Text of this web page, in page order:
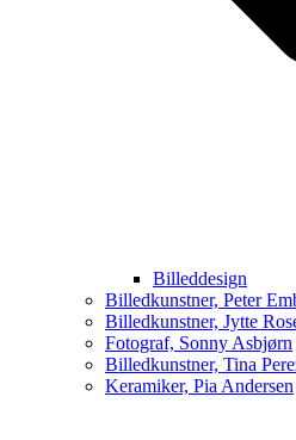
Billeddesign
Billedkunstner, Peter
Billedkunstner, Jytte
Fotograf, Sonny Asbjørn
Billedkunstner, Tina
Keramiker, Pia Andersen